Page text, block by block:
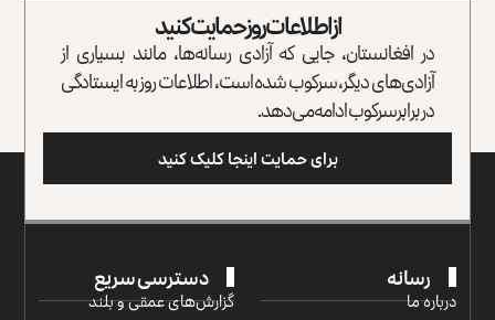
از اطلاعات روز حمایت کنید
در افغانستان، جایی که آزادی رسانه‌ها، مانند بسیاری از
آزادی‌های دیگر، سرکوب شده است، اطلاعات روز به ایستادگی
در برابر سرکوب ادامه می‌دهد.
برای حمایت اینجا کلیک کنید
رسانه
درباره ما
دسترسی سریع
گزارش‌‌های عمقی و بلند